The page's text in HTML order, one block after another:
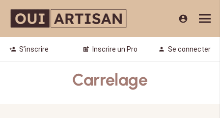
account_circle
person_add S’inscrire post_add Inscrire un Pro person Se connecter
Carrelage